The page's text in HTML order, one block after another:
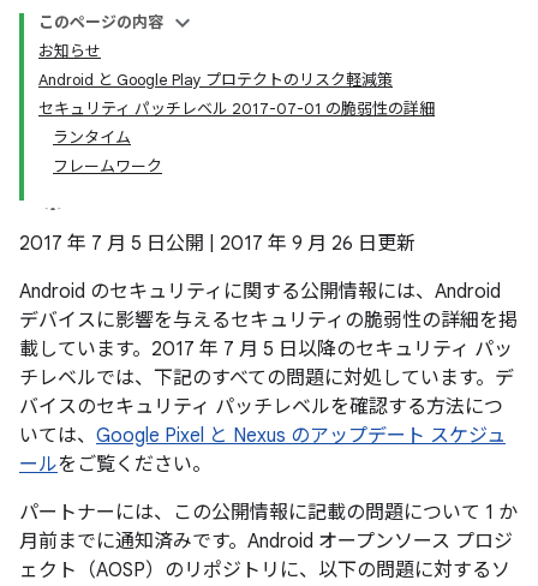
このページの内容
お知らせ
Android と Google Play プロテクトのリスク軽減策
セキュリティ パッチレベル 2017-07-01 の脆弱性の詳細
ランタイム
フレームワーク
2017 年 7 月 5 日公開 | 2017 年 9 月 26 日更新
Android のセキュリティに関する公開情報には、Android
デバイスに影響を与えるセキュリティの脆弱性の詳細を掲
載しています。2017 年 7 月 5 日以降のセキュリティ パッ
チレベルでは、下記のすべての問題に対処しています。デ
バイスのセキュリティ パッチレベルを確認する方法につ
いては、 Google Pixel と Nexus のアップデート スケジュ
ールをご覧ください。
パートナーには、この公開情報に記載の問題について 1 か
月前までに通知済みです。Android オープンソース プロジ
ェクト（AOSP）のリポジトリに、以下の問題に対するソ